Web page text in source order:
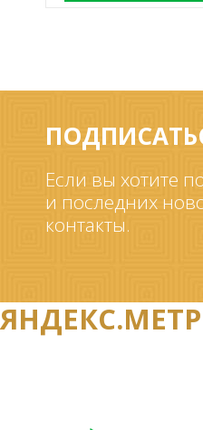
Если вы хотите
и последних
контакты.